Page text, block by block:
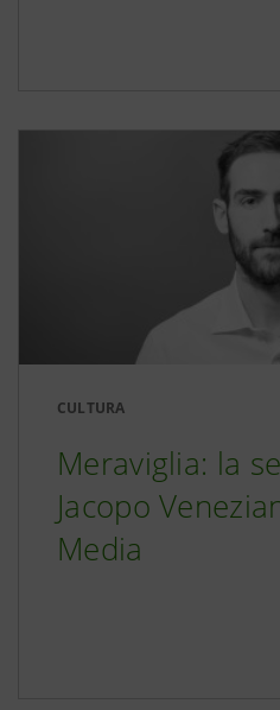
CULTURA
Meraviglia: la
Jacopo
Media